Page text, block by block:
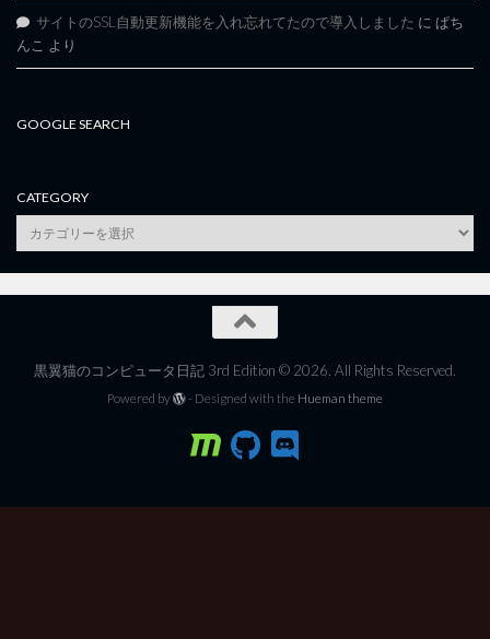
サイトのSSL自動更新機能を入れ忘れてたので導入しました に ぱち
んこ より
GOOGLE SEARCH
CATEGORY
category
黒翼猫のコンピュータ日記 3rd Edition © 2026. All Rights Reserved.
Powered by - Designed with the Hueman theme